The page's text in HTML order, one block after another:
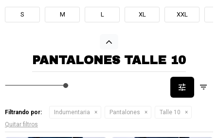
S M L XL XXL
PANTALONES TALLE 10
Filtrando por: Indumentaria Pantalones
Talle 10
Quitar filtros